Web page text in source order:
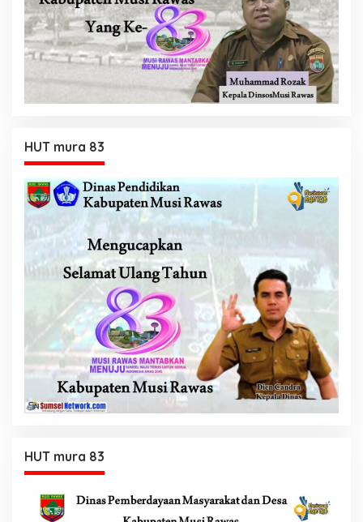
HUT mura 83
HUT mura 83